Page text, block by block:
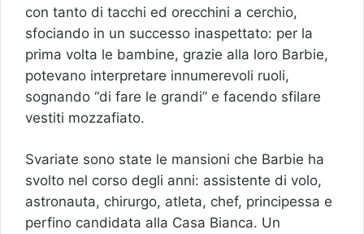
con tanto di tacchi ed orecchini a cerchio,
sfociando in un successo inaspettato: per la
prima volta le bambine, grazie alla loro Barbie,
potevano interpretare innumerevoli ruoli,
sognando “di fare le grandi” e facendo sfilare
vestiti mozzafiato.
Svariate sono state le mansioni che Barbie ha
svolto nel corso degli anni: assistente di volo,
astronauta, chirurgo, atleta, chef, principessa e
perfino candidata alla Casa Bianca. Un